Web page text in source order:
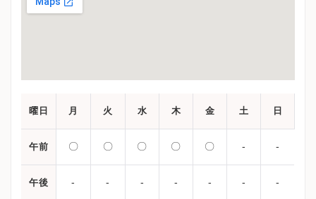
曜日 月 火 水 木 金 土 日
午前 〇 〇 〇 〇 〇 - -
午後 - - - - - - -